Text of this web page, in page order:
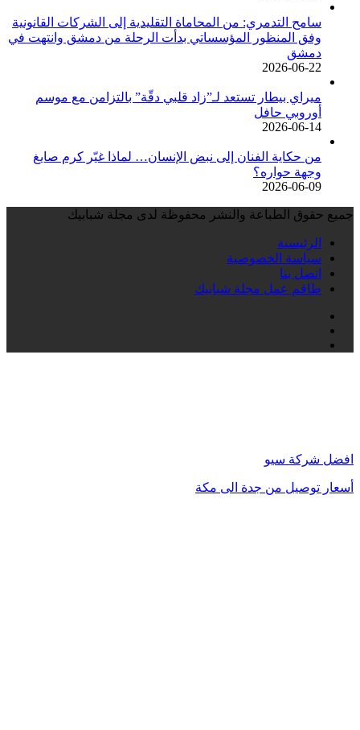
سامح التدمري: من المحاماة التقليدية إلى الشركات القانونية
وفق المنظور المؤسساتي بدأت الرحلة من دمشق وانتهت في
دمشق
2026-06-22
ميراي بيطار تستعد لـ”زاد قلبي دقّة” بالتزامن مع موسم
أوروبي حافل
2026-06-14
من حكاية الفنان إلى نبض الإنسان… لماذا غيّر كرم صايغ
وجهة حواره؟
2026-06-09
جميع حقوق الطباعة والنشر محفوظة لدى مجلة شبابيك
الرئيسية
سياسة الخصوصية
اتصل بنا
طاقم عمل مجلة شبابيك
افضل شركة سيو
أسعار توصيل من جدة الى مكة